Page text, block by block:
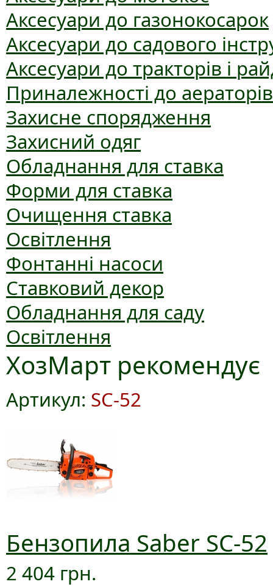
Аксесуари до газонокосарок
Аксесуари до садового
Аксесуари до тракторів і
Приналежності до аераторів
Захисне спорядження
Захисний одяг
Обладнання для ставка
Форми для ставка
Очищення ставка
Освітлення
Фонтанні насоси
Ставковий декор
Обладнання для саду
Освітлення
ХозМарт рекомендує
Артикул: SC-52
Бензопила Saber SC-52
2 404 грн.